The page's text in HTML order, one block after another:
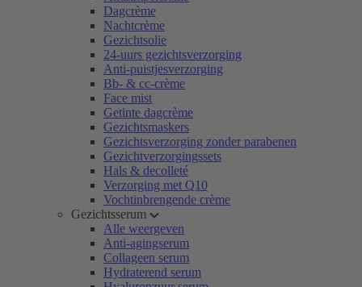
Dagcrème
Nachtcrème
Gezichtsolie
24-uurs gezichtsverzorging
Anti-puistjesverzorging
Bb- & cc-crème
Face mist
Getinte dagcrème
Gezichtsmaskers
Gezichtsverzorging zonder parabenen
Gezichtverzorgingssets
Hals & decolleté
Verzorging met Q10
Vochtinbrengende crème
Gezichtsserum
Alle weergeven
Anti-agingserum
Collageen serum
Hydraterend serum